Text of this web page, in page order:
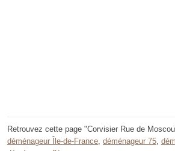
Retrouvez cette page "Corvisier Rue de
déménageur Île-de-France, déménageur 75,